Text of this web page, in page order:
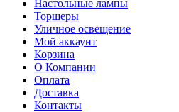
Настольные лампы
Торшеры
Уличное освещение
Мой аккаунт
Корзина
О Компании
Оплата
Доставка
Контакты